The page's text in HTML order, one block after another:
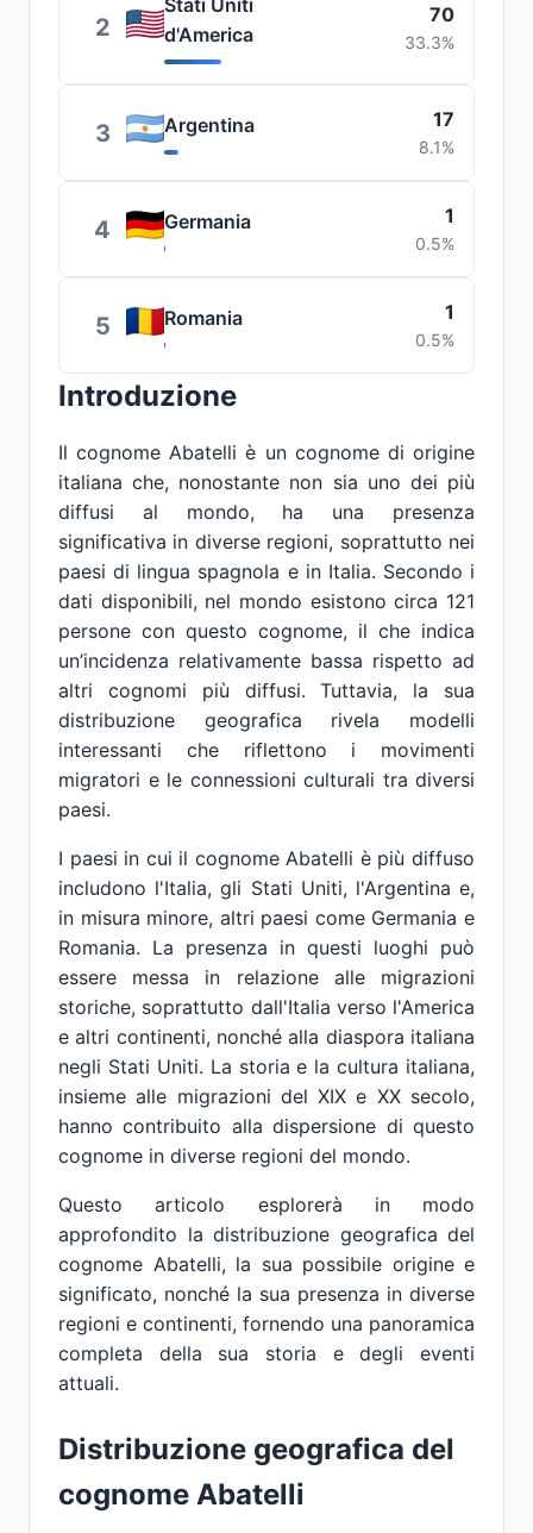
2
Stati Uniti
d'America
70
33.3%
3 Argentina 17
8.1%
4 Germania 1
0.5%
5 Romania 1
0.5%
Introduzione
Il cognome Abatelli è un cognome di origine
italiana che, nonostante non sia uno dei più
diffusi al mondo, ha una presenza
significativa in diverse regioni, soprattutto nei
paesi di lingua spagnola e in Italia. Secondo i
dati disponibili, nel mondo esistono circa 121
persone con questo cognome, il che indica
un’incidenza relativamente bassa rispetto ad
altri cognomi più diffusi. Tuttavia, la sua
distribuzione geografica rivela modelli
interessanti che riflettono i movimenti
migratori e le connessioni culturali tra diversi
paesi.
I paesi in cui il cognome Abatelli è più diffuso
includono l'Italia, gli Stati Uniti, l'Argentina e,
in misura minore, altri paesi come Germania e
Romania. La presenza in questi luoghi può
essere messa in relazione alle migrazioni
storiche, soprattutto dall'Italia verso l'America
e altri continenti, nonché alla diaspora italiana
negli Stati Uniti. La storia e la cultura italiana,
insieme alle migrazioni del XIX e XX secolo,
hanno contribuito alla dispersione di questo
cognome in diverse regioni del mondo.
Questo articolo esplorerà in modo
approfondito la distribuzione geografica del
cognome Abatelli, la sua possibile origine e
significato, nonché la sua presenza in diverse
regioni e continenti, fornendo una panoramica
completa della sua storia e degli eventi
attuali.
Distribuzione geografica del
cognome Abatelli